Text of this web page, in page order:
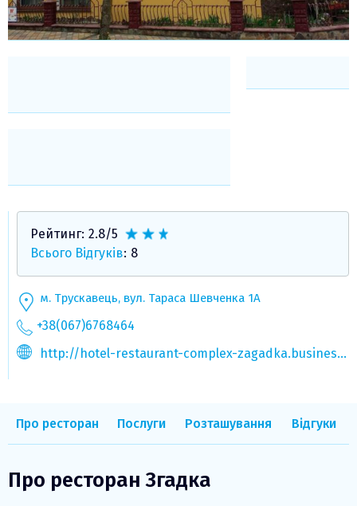
Рейтинг: 2.8/5
Всього Відгуків: 8
м. Трускавець, вул. Тараса Шевченка 1А
+38(067)6768464
http://hotel-restaurant-complex-zagadka.business.site
Про ресторан Послуги Розташування Відгуки
Про ресторан Згадка